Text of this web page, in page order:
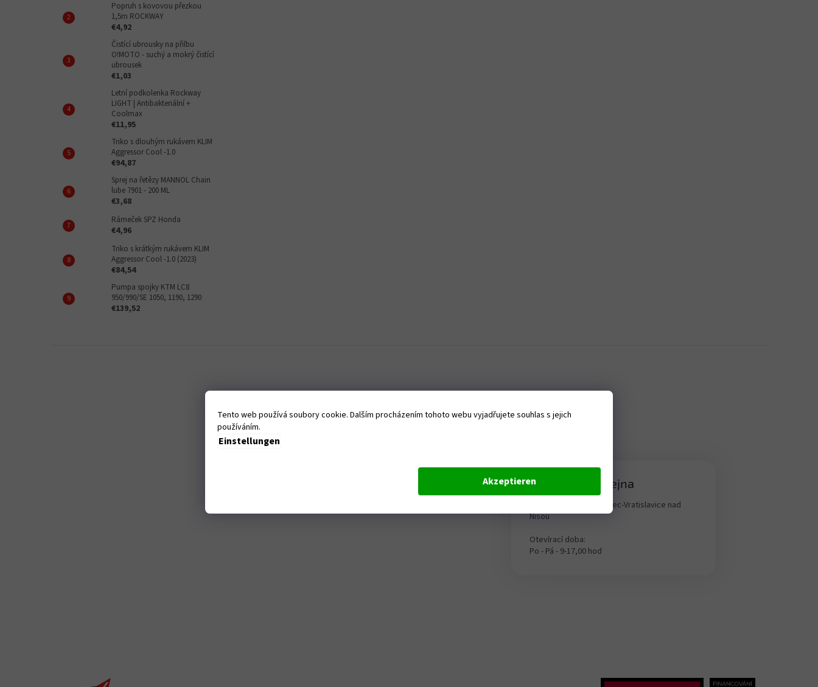
Tento web používá soubory cookie. Dalším procházením tohoto webu vyjadřujete souhlas s jejich
používáním.
Einstellungen
Akzeptieren
Popruh s kovovou přezkou
1,5m ROCKWAY
€4,92
Čistící ubrousky na přilbu
O!MOTO - suchý a mokrý čistící
ubrousek
€1,03
Letní podkolenka Rockway
LIGHT | Antibakteriální +
Coolmax
€11,95
Triko s dlouhým rukávem KLIM
Aggressor Cool -1.0
€94,87
Sprej na řetězy MANNOL Chain
lube 7901 - 200 ML
€3,68
Rámeček SPZ Honda
€4,96
Triko s krátkým rukávem KLIM
Aggressor Cool -1.0 (2023)
€84,54
Pumpa spojky KTM LC8
950/990/SE 1050, 1190, 1290
€139,52
Kamenná prodejna
Tanvaldská 1458, Liberec-Vratislavice nad
Nisou
Otevírací doba:
Po - Pá - 9-17,00 hod